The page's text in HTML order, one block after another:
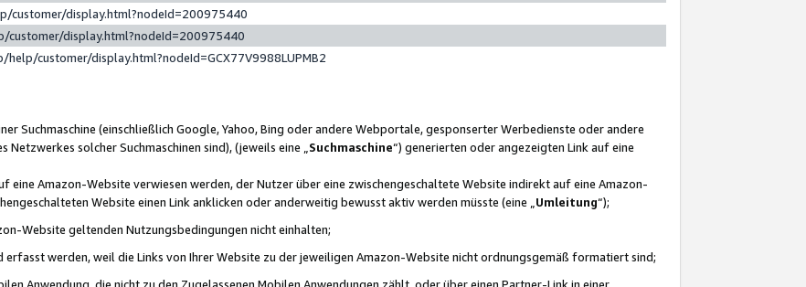
customer/display.html?nodeId=200975440
display.html?nodeId=200975440
customer/display.html?nodeId=GCX77V9988LUPMB2
Suchmaschine (einschließlich Google, Yahoo, Bing oder andere Webportale, gesponserter Werbedienste oder andere
solcher Suchmaschinen sind), (jeweils eine „ Suchmaschine“) generierten oder angezeigten Link auf eine
eine Amazon-Website verwiesen werden, der Nutzer über eine zwischengeschaltete Website indirekt auf eine Amazon-
Website einen Link anklicken oder anderweitig bewusst aktiv werden müsste (eine „ Umleitung“);
Website geltenden Nutzungsbedingungen nicht einhalten;
werden, weil die Links von Ihrer Website zu der jeweiligen Amazon-Website nicht ordnungsgemäß formatiert sind;
Anwendung, die nicht zu den Zugelassenen Mobilen Anwendungen zählt, oder über einen Partner-Link in einer